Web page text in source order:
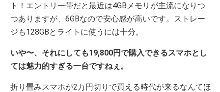
ト！エントリー帯だと最近は4GBメモリが主流になりつ
つありますが、6GBなので安心感が高いです。ストレー
ジも128GBとライトに使うには十分。
いや〜、それにしても19,800円で購入できるスマホとし
ては魅力的すぎる一台ですねぇ。
折り畳みスマホが2万円切りで買える時代が来るなんてほ